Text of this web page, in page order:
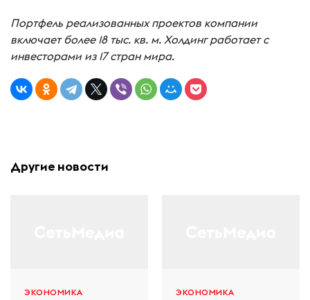
Портфель реализованных проектов компании
включает более 18 тыс. кв. м. Холдинг работает с
инвесторами из 17 стран мира.
Другие новости
ЭКОНОМИКА ЭКОНОМИКА